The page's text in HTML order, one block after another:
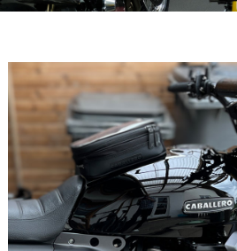
Triumph
Yamaha
Malaguti
Honda
e-bikes